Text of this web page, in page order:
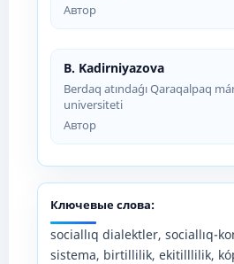
Автор
B. Kadirniyazova
Berdaq atındaǵı Qaraqalpaq
universiteti
Автор
Ключевые слова:
sociallıq dialektler, sociallıq-
sistema, birtillilik, ekitilllilik,